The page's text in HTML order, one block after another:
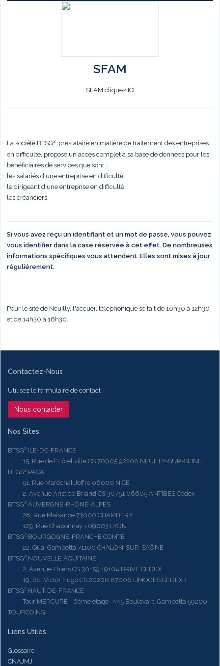
SFAM
SFAM cliquez ICI
La société BTSG², prestataire en matière de traitement des entreprises
en difficulté, propose un accès complet à sa base de données pour les
bénéficiaires de services que sont :
les salariés d'une entreprise en difficulté,
le dirigeant d'une entreprise en difficulté,
les créanciers.
Si vous avez reçu un identifiant et un mot de passe, vous pouvez
vous identifier dans la case réservée à cet effet. De nombreuses
informations spécifiques vous attendent. Elles sont mises à jour
réguliérement.
Pour le site de Neuilly, l'accueil téléphonique se fait de 10h30 à 12h30
et de 14h30 à 16h30.
Contactez-Nous
Utilisez le formulaire de contact
Nous contacter
Nos Sites
BTSG² ILE-DE-FRANCE
15, Rue de l'Hôtel ville CS 70005 92200 NEUILLY-SUR-SEINE
BTGS² PACA
51, Rue Maréchal Joffre 06000 NICE
2, Avenue Aristide Briand CS 30751 06605 ANTIBES Cedex
BTSG² AUVERGNE-RHÔNE-ALPES
28, Rue Plaisance 73000 CHAMBERY
129, Rue Chaponnay - 69003 LYON
BTSG² BOURGOGNE-FRANCHE COMTE
22, Quai Gambetta 71100 CHALON-SUR-SAÔNE
BTSG² NOUVELLE AQUITAINE
2, Avenue Thiers CS 30159 19104 BRIVE CEDEX
19, Bd. Victor Hugo CS 20206 87006 LIMOGES CEDEX 1
BTSG² HAUT-DE-FRANCE
Tour MERCURE - 6ème étage- 445 Boulevard Gambetta 59200
TOURCOING
Liens Utiles
Glossaire
CNAJMJ